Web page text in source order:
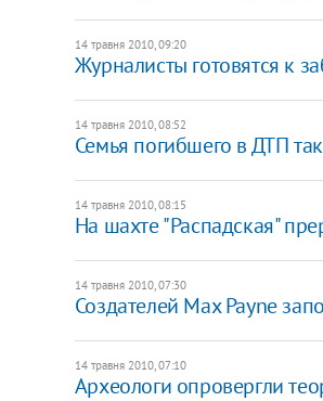
14 травня 2010, 09:20
Журналисты готовятся к
14 травня 2010, 08:52
Семья погибшего в ДТП
14 травня 2010, 08:15
На шахте "Распадская"
14 травня 2010, 07:30
Создателей Max Payne
14 травня 2010, 07:10
Археологи опровергли